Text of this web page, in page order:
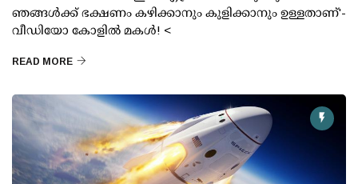
ഞങ്ങള്‍ക്ക് ഭക്ഷണം കഴിക്കാനും കുളിക്കാനും ഉള്ളതാണ്'-
വീഡിയോ കോളില്‍ മകള്‍! <
READ MORE